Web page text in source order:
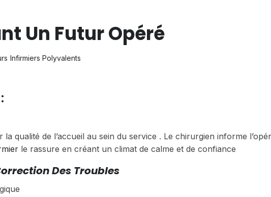
Un Futur Opéré
Infirmiers Polyvalents
:
la qualité de l’accueil au sein du service . Le chirurgien informe
le rassure en créant un climat de calme et de confiance
Des Troubles